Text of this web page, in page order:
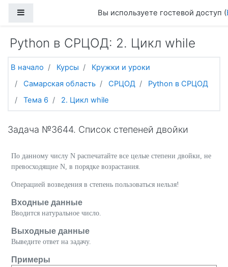
Вы используете гостевой доступ (
Python в СРЦОД: 2. Цикл while
В начало Курсы
Кружки и уроки
Самарская область
СРЦОД
Python в СРЦОД
Тема 6
2. Цикл while
Задача №3644. Список степеней двойки
По данному числу N распечатайте все целые степени двойки, не
превосходящие N, в порядке возрастания.
Операцией возведения в степень пользоваться нельзя!
Входные данные
Вводится натуральное число.
Выходные данные
Выведите ответ на задачу.
Примеры